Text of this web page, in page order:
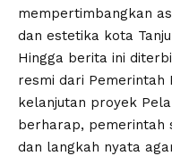
mempertimbangkan
dan estetika kota
Hingga berita ini
resmi dari Pemerintah
kelanjutan proyek
berharap, pemerintah
dan langkah nyata